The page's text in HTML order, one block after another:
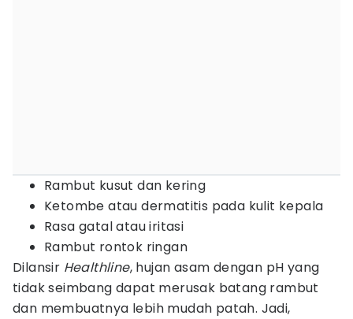
Rambut kusut dan kering
Ketombe atau dermatitis pada kulit kepala
Rasa gatal atau iritasi
Rambut rontok ringan
Dilansir Healthline, hujan asam dengan pH yang
tidak seimbang dapat merusak batang rambut
dan membuatnya lebih mudah patah. Jadi,